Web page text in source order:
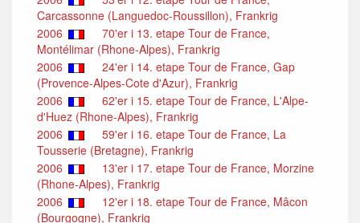
Carcassonne (Languedoc-Roussillon), Frankrig
2006
70'er i 13. etape Tour de France,
Montélimar (Rhone-Alpes), Frankrig
2006
24'er i 14. etape Tour de France, Gap
(Provence-Alpes-Cote d'Azur), Frankrig
2006
62'er i 15. etape Tour de France, L'Alpe-
d'Huez (Rhone-Alpes), Frankrig
2006
59'er i 16. etape Tour de France, La
Tousserie (Bretagne), Frankrig
2006
13'er i 17. etape Tour de France, Morzine
(Rhone-Alpes), Frankrig
2006
12'er i 18. etape Tour de France, Mâcon
(Bourgogne), Frankrig